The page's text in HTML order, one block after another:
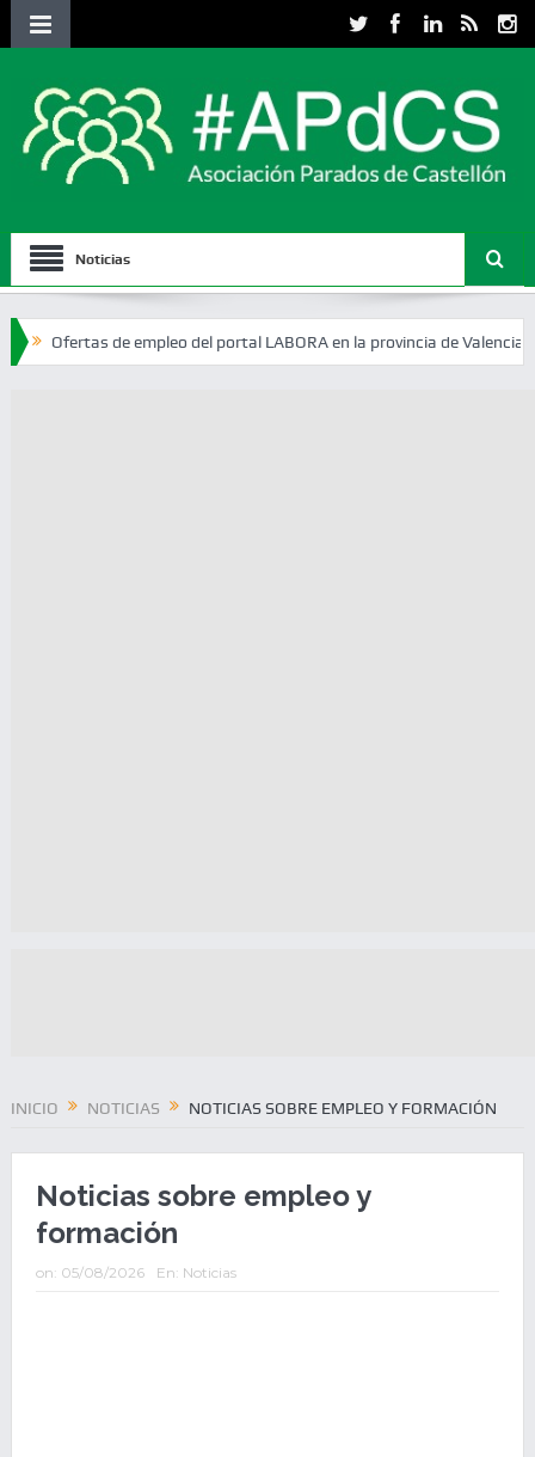
Noticias
de empleo del portal LABORA en la provincia de Valencia
INICIO NOTICIAS NOTICIAS SOBRE EMPLEO Y FORMACIÓN
Noticias sobre empleo y
formación
on: 05/08/2026 En: Noticias